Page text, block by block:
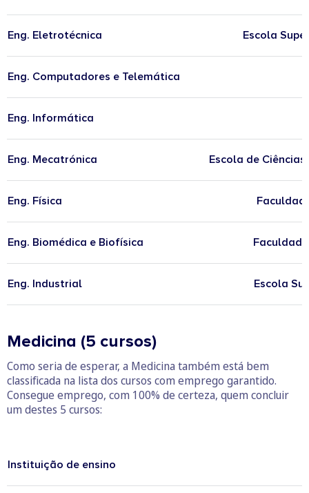
Eng. Eletrotécnica Escola
Eng. Computadores e Telemática
Eng. Informática
Eng. Mecatrónica Escola de
Eng. Física
Eng. Biomédica e Biofísica
Eng. Industrial Escola
Medicina (5 cursos)
Como seria de esperar, a Medicina também está bem
classificada na lista dos cursos com emprego garantido.
Consegue emprego, com 100% de certeza, quem concluir
um destes 5 cursos:
Instituição de ensino